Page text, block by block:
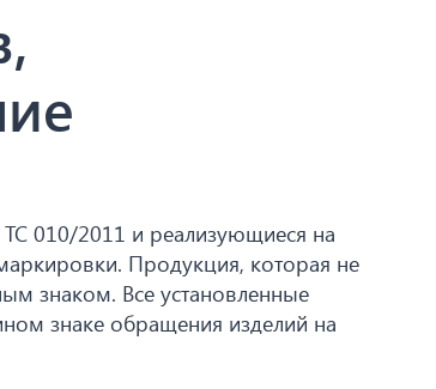
010/2011 и реализующиеся на
Продукция, которая не
знаком. Все установленные
знаке обращения изделий на